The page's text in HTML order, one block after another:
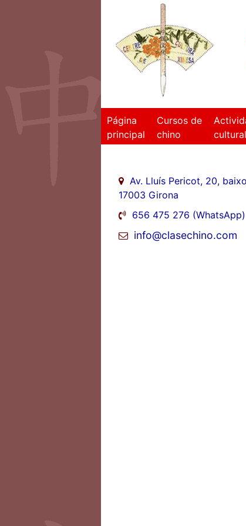
Página
principal
Cursos de
chino
Av. Lluís Pericot, 20,
17003 Girona
656 475 276 (WhatsApp)
info@clasechino.com